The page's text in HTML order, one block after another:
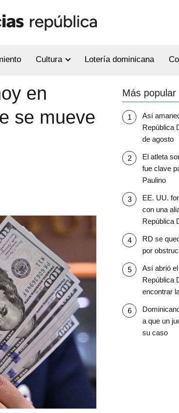
Cultura Lotería dominicana
en
se mueve
Más popular
Así
República
de agosto
El atleta
fue clave
Paulino
EE. UU.
con una
República
RD se
por
Así abrió
República
encontrar
a que un
su caso